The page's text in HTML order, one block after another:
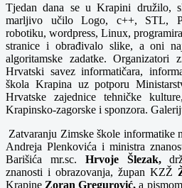
Tjedan dana se u Krapini družilo,
marljivo učilo Logo, c++, STL,
robotiku, wordpress, Linux,
stranice i obrađivalo slike, a oni
algoritamske zadatke. Organizatori
Hrvatski savez informatičara,
škola Krapina uz potporu
Hrvatske zajednice tehničke
Krapinsko-zagorske i sponzora.
Zatvaranju Zimske škole informatike
Andreja Plenkovića i ministra
Barišića mr.sc. Hrvoje Šlezak,
znanosti i obrazovanja, župan KZŽ
Krapine Zoran Gregurović,a